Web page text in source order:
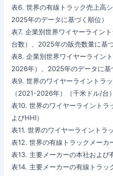
表6. 世界の有線トラック売上高
2025年のデータに基づく順位）
表7. 企業別世界ワイヤーライン
台数）、2025年の販売数量に基
表8. 企業別世界ワイヤーライン
2026年）、2025年のデータに基
表9. 世界のワイヤーライントラ
（2021-2026年）（千米ドル/台）
表10. 世界のワイヤーライントラ
よびHHI）
表11. 世界のワイヤーライントラ
表12. 世界の有線トラックメーカ
表13. 主要メーカーの本社および
表14. 主要メーカーの有線トラッ